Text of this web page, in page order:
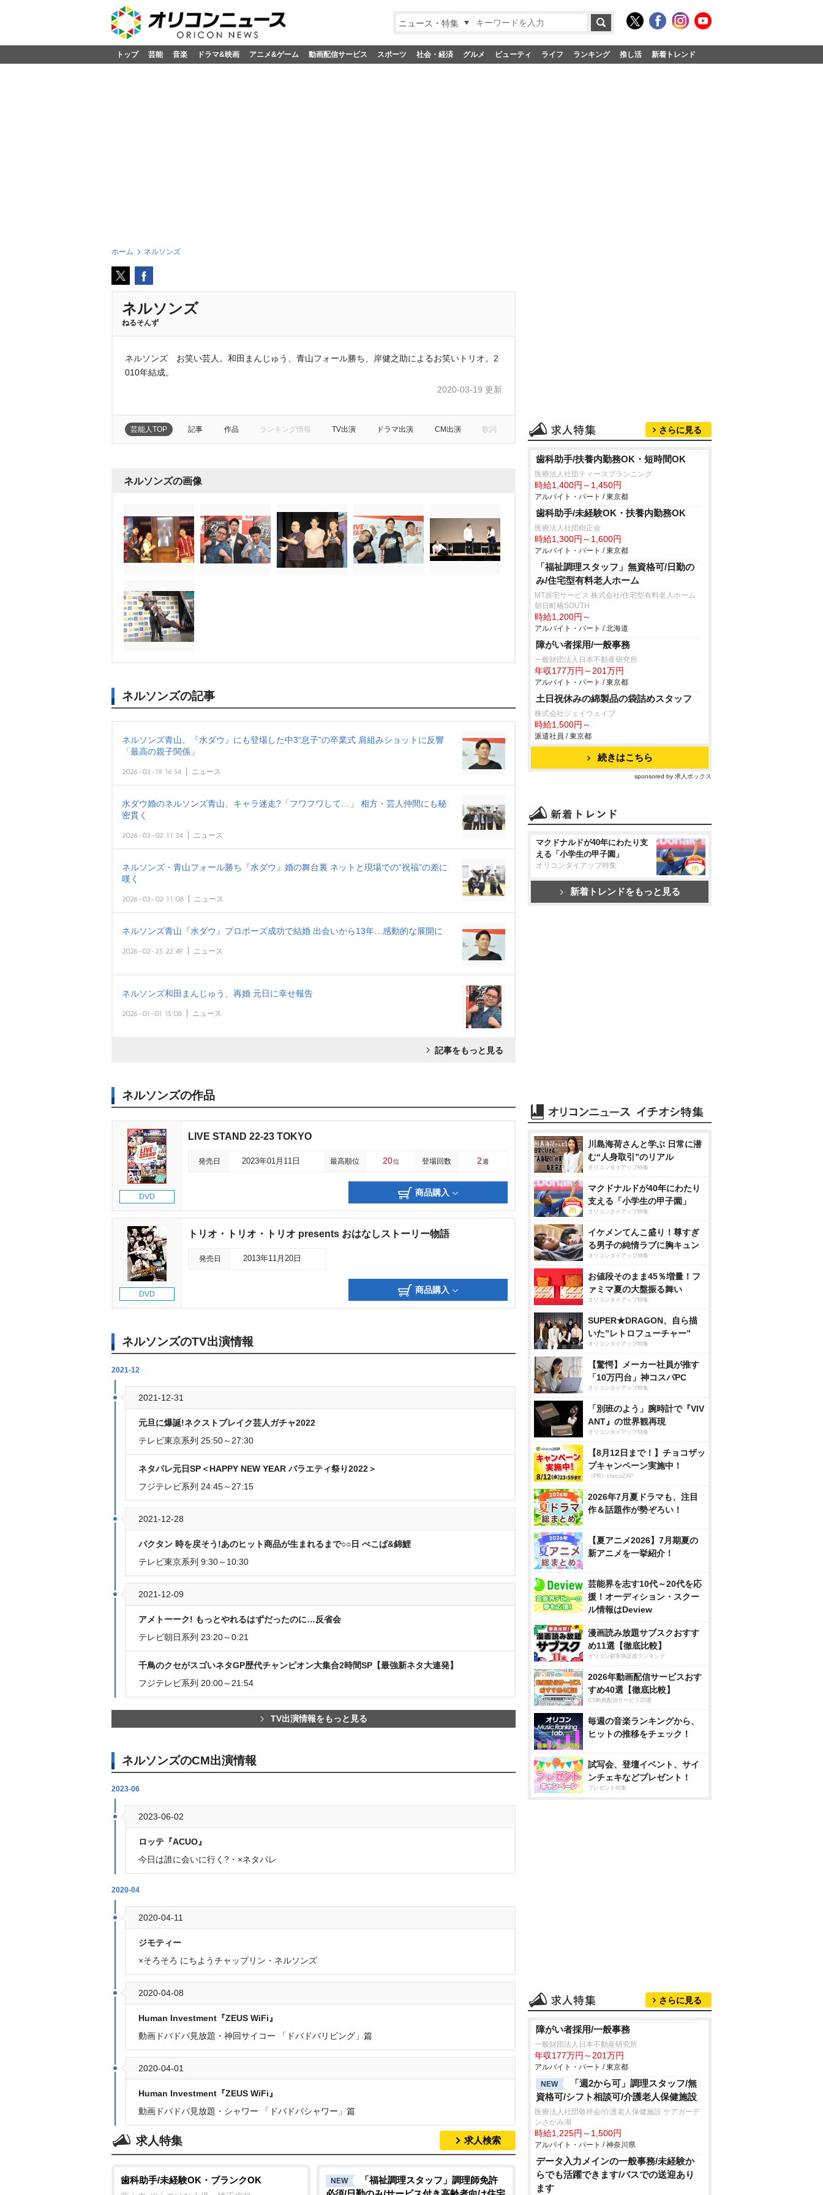
ニュース・特集
トップ 芸能 音楽 ドラマ&映画 アニメ&ゲーム 動画配信サービス スポーツ 社会・経済 グルメ ビューティ ライフ ランキング 推し活 新着トレンド
ホーム ネルソンズ
ネルソンズ
ねるそんず
ネルソンズ お笑い芸人。和田まんじゅう、青山フォール勝ち、岸健之助によるお笑いトリオ。2
010年結成。
2020-03-19 更新
芸能人TOP 記事 作品 ランキング情報 TV出演 ドラマ出演 CM出演 歌詞
ネルソンズの画像
ネルソンズの記事
ネルソンズ青山、『水ダウ』にも登場した中3“息子”の卒業式 肩組みショットに反響
「最高の親子関係」
2026-03-19 16:54 ニュース
水ダウ婚のネルソンズ青山、キャラ迷走?「フワフワして…」 相方・芸人仲間にも秘
密貫く
2026-03-02 11:34 ニュース
ネルソンズ・青山フォール勝ち『水ダウ』婚の舞台裏 ネットと現場での“祝福”の差に
嘆く
2026-03-02 11:08 ニュース
ネルソンズ青山『水ダウ』プロポーズ成功で結婚 出会いから13年…感動的な展開に
2026-02-25 22:49 ニュース
ネルソンズ和田まんじゅう、再婚 元日に幸せ報告
2026-01-01 15:08 ニュース
記事をもっと見る
ネルソンズの作品
DVD
LIVE STAND 22-23 TOKYO
発売日 2023年01月11日 最高順位 20位 登場回数 2週
商品購入
DVD
トリオ・トリオ・トリオ presents おはなしストーリー物語
発売日 2013年11月20日
商品購入
ネルソンズのTV出演情報
2021-12
2021-12-31
元旦に爆誕!ネクストブレイク芸人ガチャ2022
テレビ東京系列 25:50～27:30
ネタパレ元日SP＜HAPPY NEW YEAR バラエティ祭り2022＞
フジテレビ系列 24:45～27:15
2021-12-28
バクタン 時を戻そう!あのヒット商品が生まれるまで○○日 ぺこぱ&錦鯉
テレビ東京系列 9:30～10:30
2021-12-09
アメトーーク! もっとやれるはずだったのに…反省会
テレビ朝日系列 23:20～0:21
千鳥のクセがスゴいネタGP歴代チャンピオン大集合2時間SP【最強新ネタ大連発】
フジテレビ系列 20:00～21:54
TV出演情報をもっと見る
ネルソンズのCM出演情報
2023-06
2023-06-02
ロッテ『ACUO』
今日は誰に会いに行く?・×ネタパレ
2020-04
2020-04-11
ジモティー
×そろそろ にちようチャップリン・ネルソンズ
2020-04-08
Human Investment『ZEUS WiFi』
動画ドバドバ見放題・神回サイコー 「ドバドバリビング」篇
2020-04-01
Human Investment『ZEUS WiFi』
動画ドバドバ見放題・シャワー 「ドバドバシャワー」篇
求人特集 求人検索
歯科助手/未経験OK・ブランクOK NEW
「福祉調理スタッフ」調理師免許
さらに見る
歯科助手/扶養内勤務OK・短時間OK
医療法人社団ティースプランニング
時給1,400円～1,450円
アルバイト・パート / 東京都
歯科助手/未経験OK・扶養内勤務OK
医療法人社団樹正会
時給1,300円～1,600円
アルバイト・パート / 東京都
「福祉調理スタッフ」無資格可/日勤の
み/住宅型有料老人ホーム
MT居宅サービス 株式会社/住宅型有料老人ホーム
朝日町椿SOUTH
時給1,200円～
アルバイト・パート / 北海道
障がい者採用/一般事務
一般財団法人日本不動産研究所
年収177万円～201万円
アルバイト・パート / 東京都
土日祝休みの綿製品の袋詰めスタッフ
株式会社ジェイウェイブ
時給1,500円～
派遣社員 / 東京都
続きはこちら
sponsored by 求人ボックス
マクドナルドが40年にわたり支
える「小学生の甲子園」
オリコンタイアップ特集
新着トレンドをもっと見る
川島海荷さんと学ぶ 日常に潜
む“人身取引”のリアル
オリコンタイアップ特集
マクドナルドが40年にわたり
支える「小学生の甲子園」
オリコンタイアップ特集
イケメンてんこ盛り！尊すぎ
る男子の純情ラブに胸キュン
オリコンタイアップ特集
お値段そのまま45％増量！フ
ァミマ夏の大盤振る舞い
オリコンタイアップ特集
SUPER★DRAGON、自ら描
いた”レトロフューチャー”
オリコンタイアップ特集
【驚愕】メーカー社員が推す
「10万円台」神コスパPC
オリコンタイアップ特集
「別班のよう」腕時計で『VIV
ANT』の世界観再現
オリコンタイアップ特集
【8月12日まで！】チョコザッ
プキャンペーン実施中！
（PR）chocoZAP
2026年7月夏ドラマも、注目
作＆話題作が勢ぞろい！
【夏アニメ2026】7月期夏の
新アニメを一挙紹介！
芸能界を志す10代～20代を応
援！オーディション・スクー
ル情報はDeview
漫画読み放題サブスクおすす
め11選【徹底比較】
オリコン顧客満足度ランキング
2026年動画配信サービスおす
すめ40選【徹底比較】
CS動画配信サービス20選
毎週の音楽ランキングから、
ヒットの推移をチェック！
試写会、登壇イベント、サイ
ンチェキなどプレゼント！
プレゼント特集
さらに見る
障がい者採用/一般事務
一般財団法人日本不動産研究所
年収177万円～201万円
アルバイト・パート / 東京都
NEW
「週2から可」調理スタッフ/無
資格可/シフト相談可/介護老人保健施設
医療法人社団敬祥会/介護老人保健施設 ケアガーデ
ンさがみ湖
時給1,225円～1,500円
アルバイト・パート / 神奈川県
データ入力メインの一般事務/未経験か
らでも活躍できます/バスでの送迎あり
ます